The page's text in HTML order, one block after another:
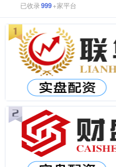
已收录999+家平台